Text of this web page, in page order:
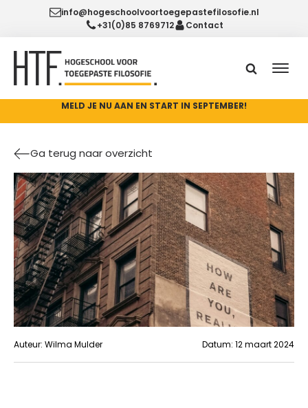
info@hogeschoolvoortoegepastefilosofie.nl
+31(0)85 8769712
Contact
MELD JE NU AAN EN START IN SEPTEMBER!
Ga terug naar overzicht
Auteur: Wilma Mulder Datum: 12 maart 2024